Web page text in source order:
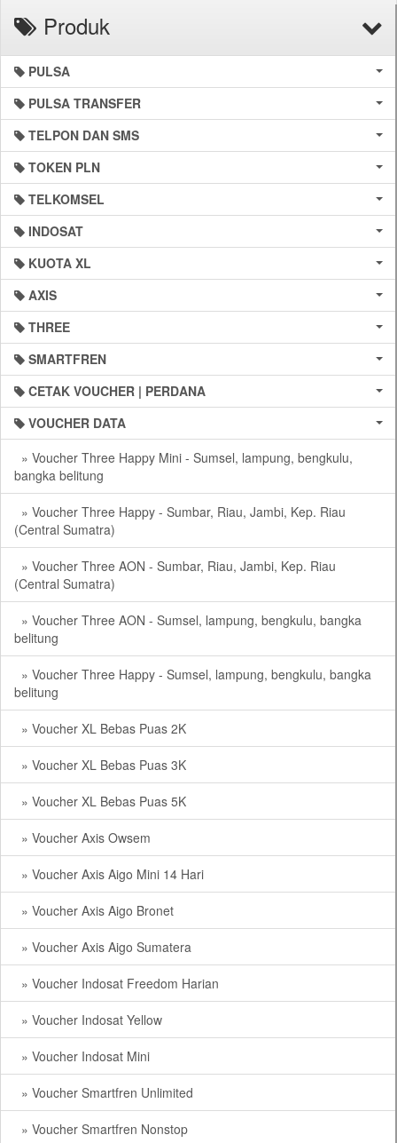
Produk
PULSA
PULSA TRANSFER
TELPON DAN SMS
TOKEN PLN
TELKOMSEL
INDOSAT
KUOTA XL
AXIS
THREE
SMARTFREN
CETAK VOUCHER | PERDANA
VOUCHER DATA
» Voucher Three Happy Mini - Sumsel, lampung, bengkulu,
bangka belitung
» Voucher Three Happy - Sumbar, Riau, Jambi, Kep. Riau
(Central Sumatra)
» Voucher Three AON - Sumbar, Riau, Jambi, Kep. Riau
(Central Sumatra)
» Voucher Three AON - Sumsel, lampung, bengkulu, bangka
belitung
» Voucher Three Happy - Sumsel, lampung, bengkulu, bangka
belitung
» Voucher XL Bebas Puas 2K
» Voucher XL Bebas Puas 3K
» Voucher XL Bebas Puas 5K
» Voucher Axis Owsem
» Voucher Axis Aigo Mini 14 Hari
» Voucher Axis Aigo Bronet
» Voucher Axis Aigo Sumatera
» Voucher Indosat Freedom Harian
» Voucher Indosat Yellow
» Voucher Indosat Mini
» Voucher Smartfren Unlimited
» Voucher Smartfren Nonstop